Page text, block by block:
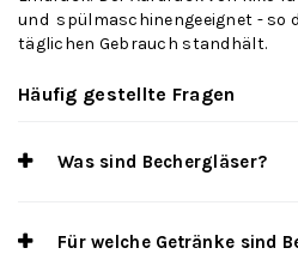
und spülmaschinengeeignet - so
täglichen Gebrauch standhält.
Häufig gestellte Fragen
Was sind Bechergläser?
Für welche Getränke sind